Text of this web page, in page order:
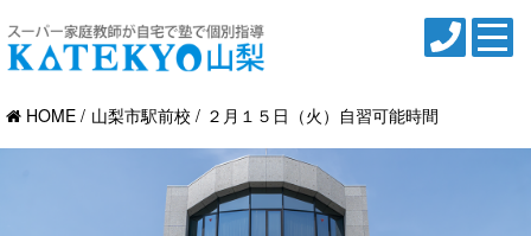
HOME 山梨市駅前校 ２月１５日（火）自習可能時間